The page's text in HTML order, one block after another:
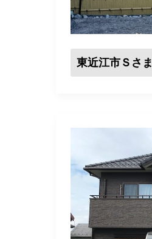
東近江市Ｓさま